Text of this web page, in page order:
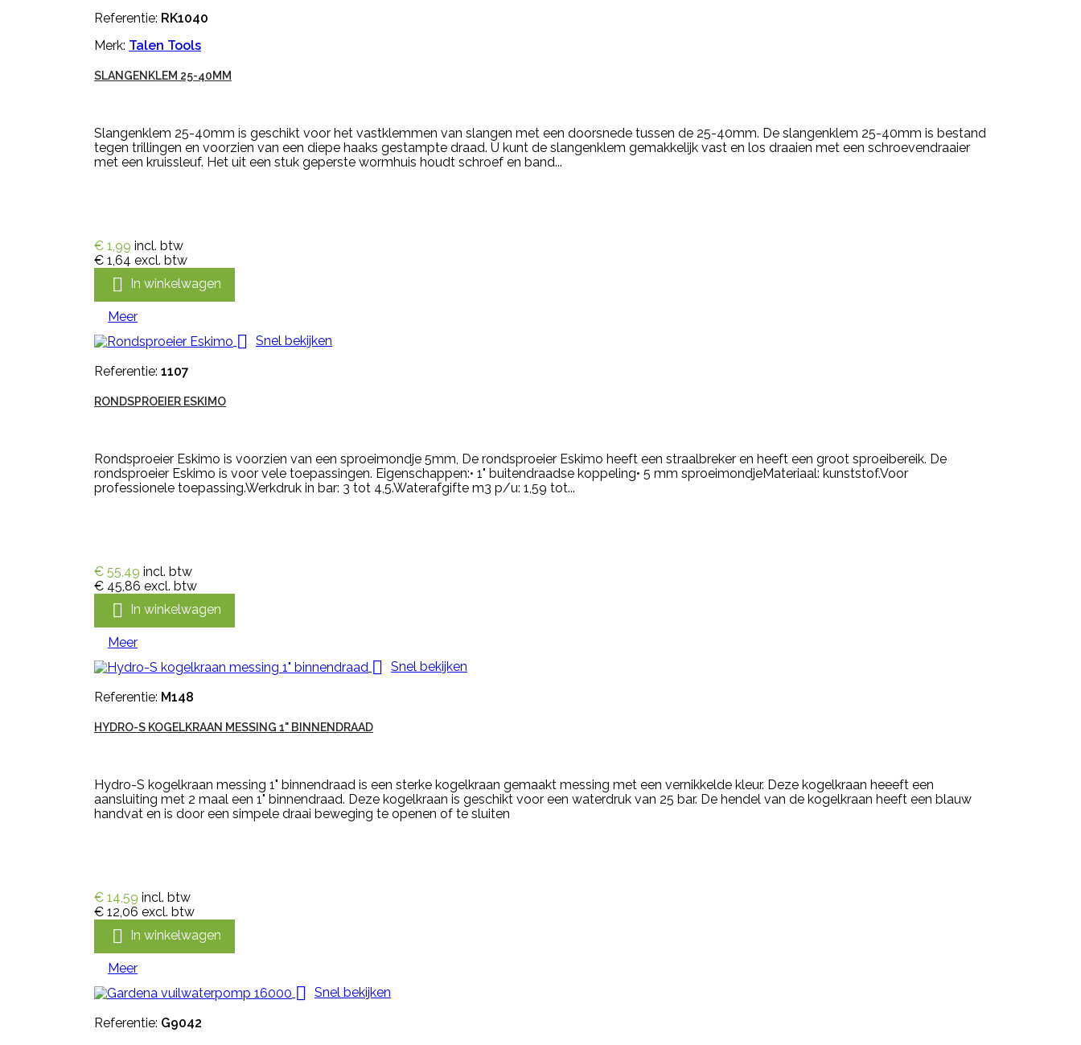
Referentie: RK1040
Merk: Talen Tools
SLANGENKLEM 25-40MM
Slangenklem 25-40mm is geschikt voor het vastklemmen van slangen met een doorsnede tussen de 25-40mm. De slangenklem 25-40mm is bestand
tegen trillingen en voorzien van een diepe haaks gestampte draad. U kunt de slangenklem gemakkelijk vast en los draaien met een schroevendraaier
met een kruissleuf. Het uit een stuk geperste wormhuis houdt schroef en band...
€ 1,99 incl. btw
€ 1,64 excl. btw
 In winkelwagen
Meer
 Snel bekijken
Referentie: 1107
RONDSPROEIER ESKIMO
Rondsproeier Eskimo is voorzien van een sproeimondje 5mm, De rondsproeier Eskimo heeft een straalbreker en heeft een groot sproeibereik. De
rondsproeier Eskimo is voor vele toepassingen. Eigenschappen:• 1" buitendraadse koppeling• 5 mm sproeimondjeMateriaal: kunststof.Voor
professionele toepassing.Werkdruk in bar: 3 tot 4,5.Waterafgifte m3 p/u: 1,59 tot...
€ 55,49 incl. btw
€ 45,86 excl. btw
 In winkelwagen
Meer
 Snel bekijken
Referentie: M148
HYDRO-S KOGELKRAAN MESSING 1" BINNENDRAAD
Hydro-S kogelkraan messing 1" binnendraad is een sterke kogelkraan gemaakt messing met een vernikkelde kleur. Deze kogelkraan heeeft een
aansluiting met 2 maal een 1" binnendraad. Deze kogelkraan is geschikt voor een waterdruk van 25 bar. De hendel van de kogelkraan heeft een blauw
handvat en is door een simpele draai beweging te openen of te sluiten
€ 14,59 incl. btw
€ 12,06 excl. btw
 In winkelwagen
Meer
 Snel bekijken
Referentie: G9042